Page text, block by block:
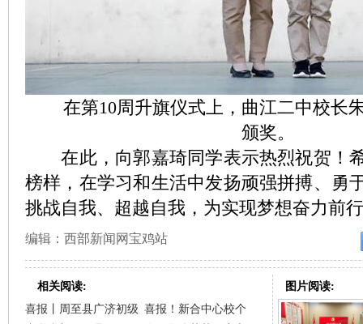
在第10周升旗仪式上，曲江二中校长
颁奖。
在此，向郭嘉琦同学表示热烈祝贺！
榜样，在学习和生活中发扬顽强拼搏、勇
挑战自我、超越自我，为实现梦想奋力前
编辑：西部新闻网宝鸡站
相关阅读:
喜报丨周至县广济初级 喜报！新合中心校个
图片阅读: